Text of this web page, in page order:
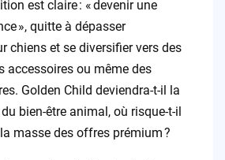
est claire : « devenir une
», quitte à dépasser
chiens et se diversifier vers des
accessoires ou même des
Golden Child deviendra-t-il la
bien-être animal, où risque-t-il
masse des offres prémium ?